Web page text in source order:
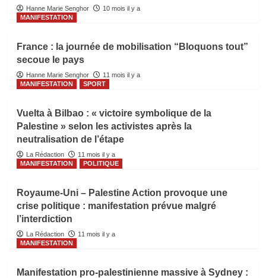
Hanne Marie Senghor
10 mois il y a
MANIFESTATION
France : la journée de mobilisation “Bloquons tout”
secoue le pays
Hanne Marie Senghor
11 mois il y a
MANIFESTATION
SPORT
Vuelta à Bilbao : « victoire symbolique de la
Palestine » selon les activistes après la
neutralisation de l’étape
La Rédaction
11 mois il y a
MANIFESTATION
POLITIQUE
Royaume-Uni – Palestine Action provoque une
crise politique : manifestation prévue malgré
l’interdiction
La Rédaction
11 mois il y a
MANIFESTATION
Manifestation pro-palestinienne massive à Sydney :